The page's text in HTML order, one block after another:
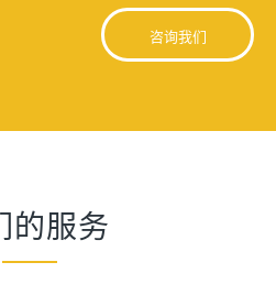
咨询我们
的服务